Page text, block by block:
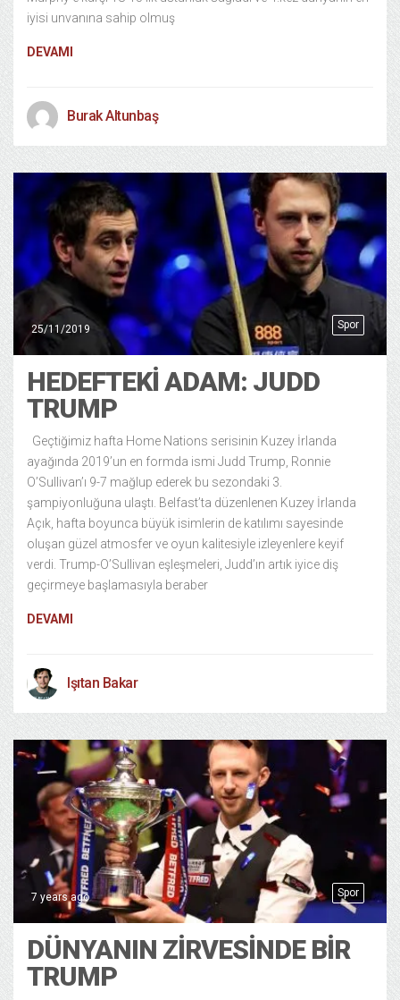
iyisi unvanına sahip olmuş
DEVAMI
Burak Altunbaş
Spor
25/11/2019
HEDEFTEKI ADAM: JUDD
TRUMP
Geçtiğimiz hafta Home Nations serisinin Kuzey İrlanda
ayağında 2019’un en formda ismi Judd Trump, Ronnie
O’Sullivan’ı 9-7 mağlup ederek bu sezondaki 3.
şampiyonluğuna ulaştı. Belfast’ta düzenlenen Kuzey İrlanda
Açık, hafta boyunca büyük isimlerin de katılımı sayesinde
oluşan güzel atmosfer ve oyun kalitesiyle izleyenlere keyif
verdi. Trump-O’Sullivan eşleşmeleri, Judd’ın artık iyice diş
geçirmeye başlamasıyla beraber
DEVAMI
Işıtan Bakar
Spor
7 years ago
DÜNYANIN ZIRVESINDE BIR
TRUMP